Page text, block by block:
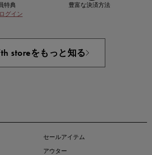
額クーポン
特典
グイン
豊富な決済方法
storeをもっと知る
セールアイテム
アウター